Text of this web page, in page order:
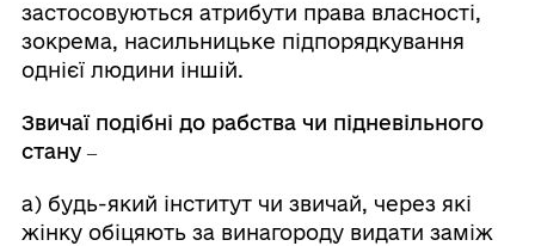
застосовуються атрибути права власності,
зокрема, насильницьке підпорядкування
однієї людини іншій.
Звичаї подібні до рабства чи підневільного
стану‒
а) будь-який інститут чи звичай, через які
жінку обіцяють за винагороду видати заміж